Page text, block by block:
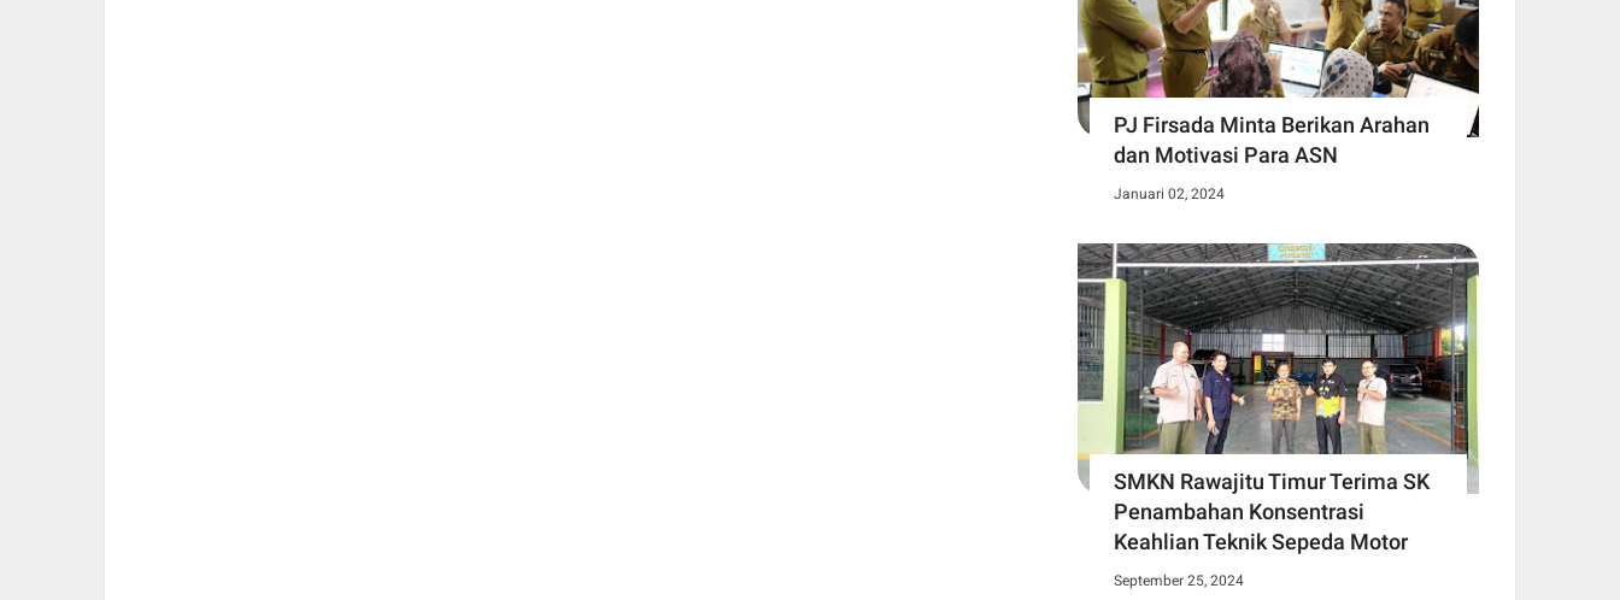
PJ Firsada Minta Berikan Arahan
dan Motivasi Para ASN
Januari 02, 2024
SMKN Rawajitu Timur Terima SK
Penambahan Konsentrasi
Keahlian Teknik Sepeda Motor
September 25, 2024